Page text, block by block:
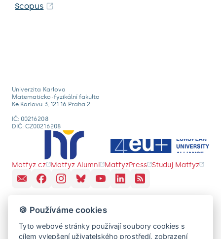
Scopus
Univerzita Karlova
Matematicko-fyzikální fakulta
Ke Karlovu 3, 121 16 Praha 2
IČ: 00216208
DIČ: CZ00216208
Matfyz.cz Matfyz Alumni MatfyzPress Studuj Matfyz
🍪 Používáme cookies
Tyto webové stránky používají soubory cookies s
cílem vylepšení uživatelského prostředí, zobrazení